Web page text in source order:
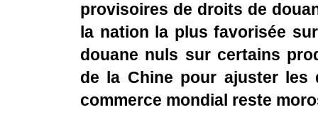
provisoires de droits de
la nation la plus favorisée
douane nuls sur certains
de la Chine pour ajuster
commerce mondial reste